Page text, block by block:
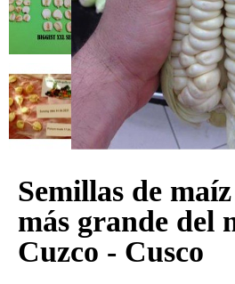
Semillas de
más grande del
Cuzco - Cusco